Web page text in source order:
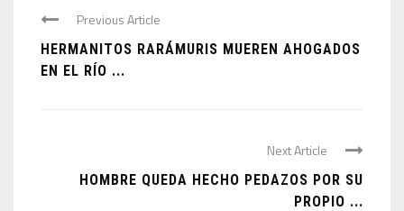
Previous Article
HERMANITOS RARÁMURIS MUEREN AHOGADOS
EN EL RÍO ...
Next Article
HOMBRE QUEDA HECHO PEDAZOS POR SU
PROPIO ...